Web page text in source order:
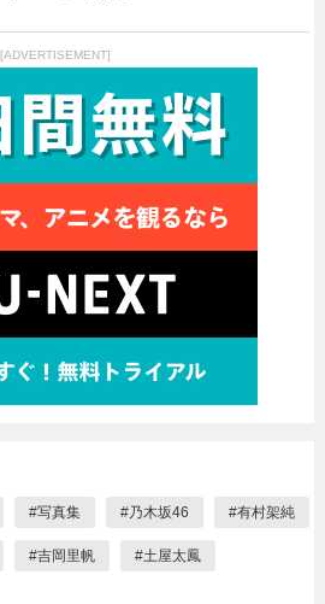
[ADVERTISEMENT]
#写真集 #乃木坂46 #有村架純
#吉岡里帆 #土屋太鳳